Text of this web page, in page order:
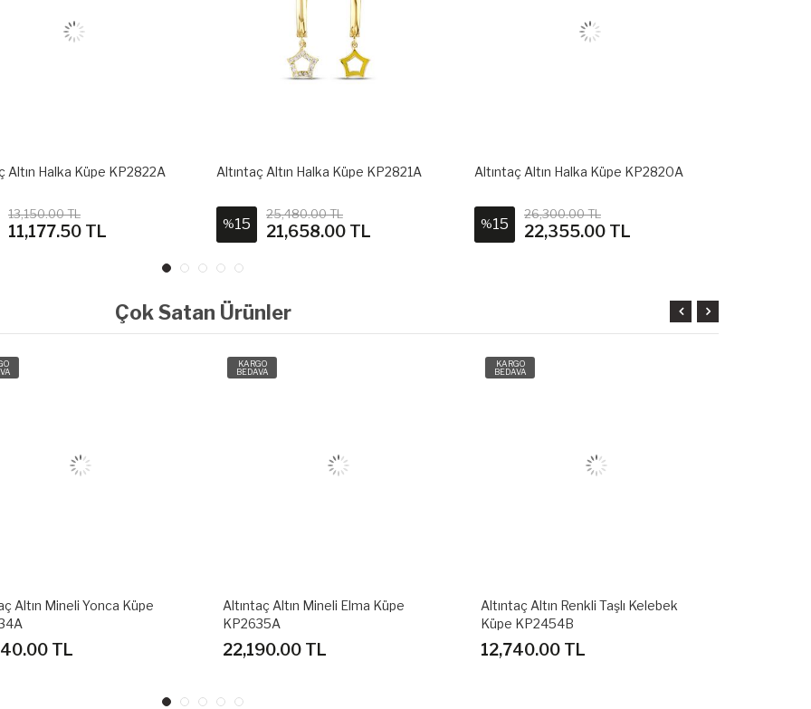
Altın Halka Küpe KP2822A
13,150.00 TL
11,177.50 TL
Altıntaç Altın Halka Küpe KP2821A
%15
25,480.00 TL
21,658.00 TL
Altıntaç Altın Halka Küpe KP2820A
%15
26,300.00 TL
22,355.00 TL
Çok Satan Ürünler
Altın Mineli Yonca Küpe
TL
KARGO
BEDAVA
Altıntaç Altın Mineli Elma Küpe
KP2635A
22,190.00 TL
KARGO
BEDAVA
Altıntaç Altın Renkli Taşlı Kelebek
Küpe KP2454B
12,740.00 TL